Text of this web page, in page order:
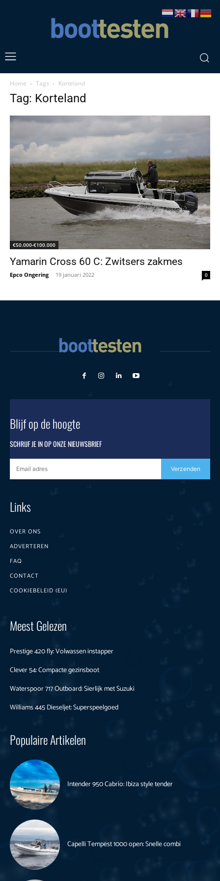
Home Tags Korteland
Tag: Korteland
€50.000-€100.000
Yamarin Cross 60 C: Zwitsers zakmes
Epco Ongering - 19 januari 2022 0
Blijf op de hoogte
SCHRIJF JE IN OP ONZE NIEUWSBRIEF
Verzenden
Links
OVER ONS
ADVERTEREN
FAQ
CONTACT
COOKIEBELEID (EU)
Meest Gelezen
Prestige 420 fly: Volwassen instapper
Clever 54: Compacte gezinsboot
Waterspoor 717 Outboard: Sierlijk met Suzuki
Williams 445 Dieseljet: Superspeelgoed
Populaire Artikelen
Intender 950 Cabrio: Ibiza style tender
Capelli Tempest 1000 open: Snelle combi